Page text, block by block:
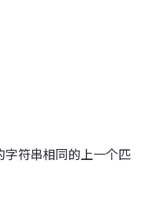
字符串相同的上一个匹